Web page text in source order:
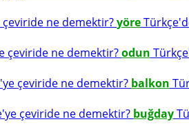
ne demektir?yöre
çeviride ne demektir?odun
çeviride ne demektir? balkon
çeviride ne demektir? buğday